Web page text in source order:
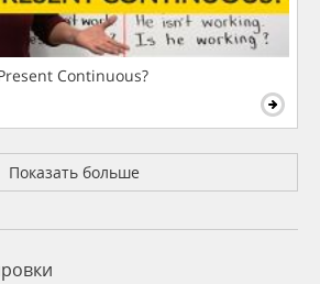
Continuous?
Показать больше